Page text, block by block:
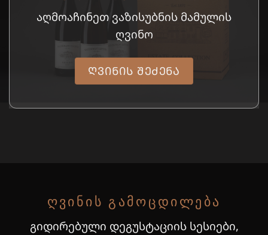
აღმოაჩინეთ ვაზისუბნის მამულის
ღვინო
ᲦᲕᲘᲜᲘᲡ ᲨᲔᲫᲔᲜᲐ
ᲦᲕᲘᲜᲘᲡ ᲒᲐᲛᲝᲪᲓᲘᲚᲔᲑᲐ
გიდირებული დეგუსტაციის სესიები,